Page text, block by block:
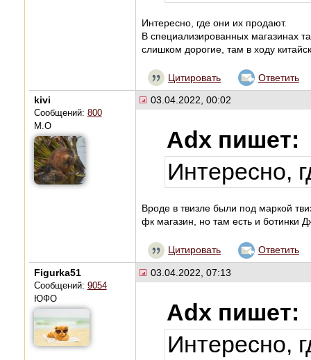
Интересно, где они их продают.
В специализированных магазинах
слишком дорогие, там в ходу
Цитировать Ответить
kivi
Сообщений: 800
М.О
03.04.2022, 00:02
Adx пишет:
Интересно,
Вроде в твизле были под маркой
фк магазин, но там есть и ботинки
Цитировать Ответить
Figurka51
Сообщений: 9054
ЮФО
03.04.2022, 07:13
Adx пишет:
Интересно,